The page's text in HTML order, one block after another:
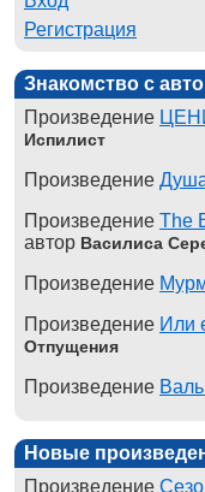
Регистрация
Знакомство с
Произведение
Испилист
Произведение
Произведение The
автор Василиса
Произведение
Произведение Или
Отпущения
Произведение
Новые
Произведение